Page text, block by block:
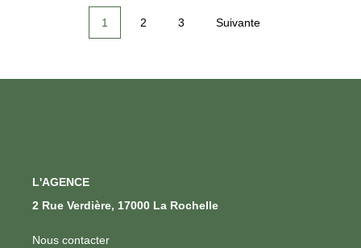
1 2 3 Suivante
L'AGENCE
2 Rue Verdière, 17000 La Rochelle
Nous contacter